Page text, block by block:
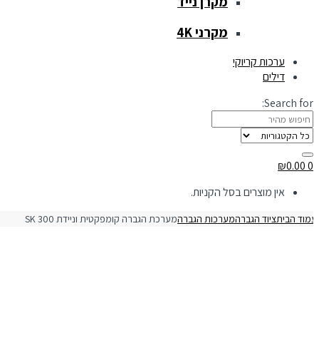
מקרני 4K
ערכות קריוקי
דילים
Search for:
₪0.00
אין מוצרים בסל הקניות.
הביתציוד הגברהמערכות הגברהמערכת הגברה קומפקטית וניידת 300 SK